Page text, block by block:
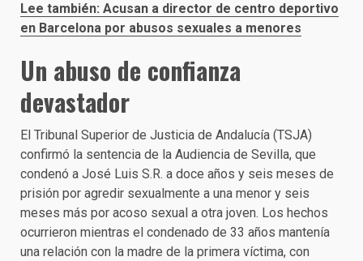
Lee también: Acusan a director de centro deportivo
en Barcelona por abusos sexuales a menores
Un abuso de confianza
devastador
El Tribunal Superior de Justicia de Andalucía (TSJA)
confirmó la sentencia de la Audiencia de Sevilla, que
condenó a José Luis S.R. a doce años y seis meses de
prisión por agredir sexualmente a una menor y seis
meses más por acoso sexual a otra joven. Los hechos
ocurrieron mientras el condenado de 33 años mantenía
una relación con la madre de la primera víctima, con